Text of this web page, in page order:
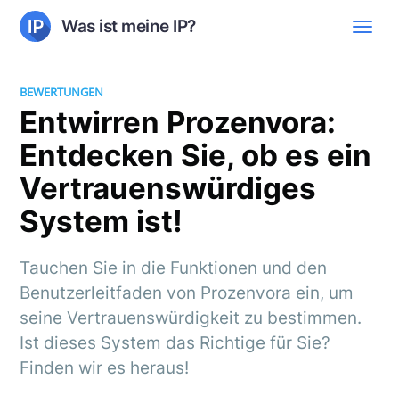
Was ist meine IP?
BEWERTUNGEN
Entwirren Prozenvora:
Entdecken Sie, ob es ein
Vertrauenswürdiges
System ist!
Tauchen Sie in die Funktionen und den
Benutzerleitfaden von Prozenvora ein, um
seine Vertrauenswürdigkeit zu bestimmen.
Ist dieses System das Richtige für Sie?
Finden wir es heraus!